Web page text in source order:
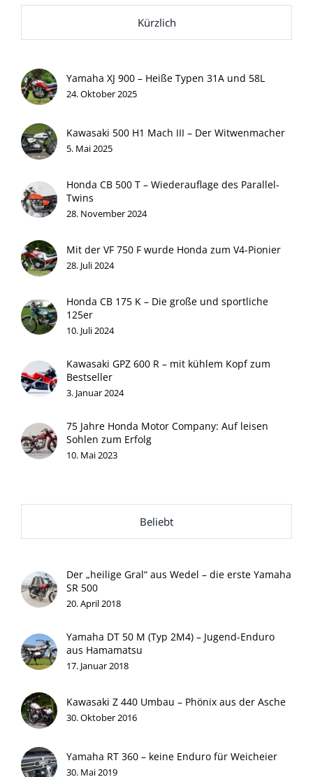
Kürzlich
Yamaha XJ 900 – Heiße Typen 31A und 58L
24. Oktober 2025
Kawasaki 500 H1 Mach III – Der Witwenmacher
5. Mai 2025
Honda CB 500 T – Wiederauflage des Parallel-
Twins
28. November 2024
Mit der VF 750 F wurde Honda zum V4-Pionier
28. Juli 2024
Honda CB 175 K – Die große und sportliche
125er
10. Juli 2024
Kawasaki GPZ 600 R – mit kühlem Kopf zum
Bestseller
3. Januar 2024
75 Jahre Honda Motor Company: Auf leisen
Sohlen zum Erfolg
10. Mai 2023
Beliebt
Der „heilige Gral“ aus Wedel – die erste Yamaha
SR 500
20. April 2018
Yamaha DT 50 M (Typ 2M4) – Jugend-Enduro
aus Hamamatsu
17. Januar 2018
Kawasaki Z 440 Umbau – Phönix aus der Asche
30. Oktober 2016
Yamaha RT 360 – keine Enduro für Weicheier
30. Mai 2019